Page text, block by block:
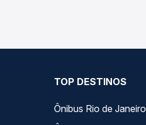
TOP DESTINOS
Ônibus Rio de Janeiro